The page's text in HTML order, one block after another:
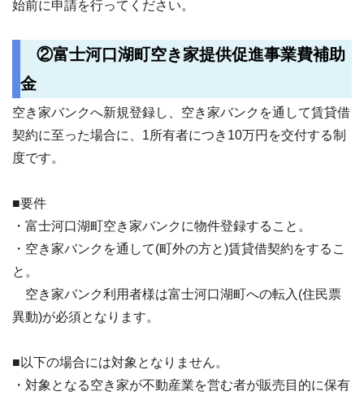
始前に申請を行ってください。
②富士河口湖町空き家提供促進事業費補助
金
空き家バンクへ新規登録し、空き家バンクを通して賃貸借
契約に至った場合に、1所有者につき10万円を交付する制
度です。
■要件
・富士河口湖町空き家バンクに物件登録すること。
・空き家バンクを通して(町外の方と)賃貸借契約をするこ
と。
空き家バンク利用者様は富士河口湖町への転入(住民票
異動)が必須となります。
■以下の場合には対象となりません。
・対象となる空き家が不動産業を営む者が販売目的に保有